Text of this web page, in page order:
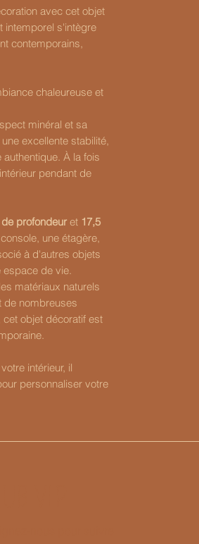
avec cet objet
intemporel s'intègre
contemporains,
chaleureuse et
minéral et sa
excellente stabilité,
À la fois
pendant de
profondeur et 17,5
une étagère,
à d'autres objets
espace de vie.
matériaux naturels
de nombreuses
objet décoratif est
intérieur, il
personnaliser votre